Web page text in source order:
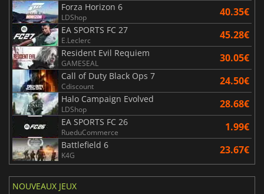
Forza Horizon 6
LDShop 40.35€
EA SPORTS FC 27
E.Leclerc 45.28€
Resident Evil Requiem
GAMESEAL 30.05€
Call of Duty Black Ops 7
Cdiscount 24.50€
Halo Campaign Evolved
LDShop 28.68€
EA SPORTS FC 26
RueduCommerce 1.99€
Battlefield 6
K4G 23.67€
NOUVEAUX JEUX